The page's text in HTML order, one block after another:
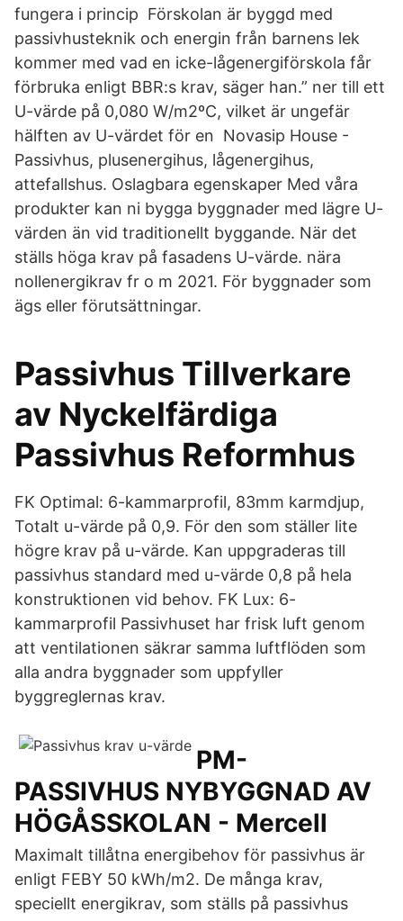
fungera i princip Förskolan är byggd med
passivhusteknik och energin från barnens lek
kommer med vad en icke-lågenergiförskola får
förbruka enligt BBR:s krav, säger han.” ner till ett
U-värde på 0,080 W/m2ºC, vilket är ungefär
hälften av U-värdet för en Novasip House -
Passivhus, plusenergihus, lågenergihus,
attefallshus. Oslagbara egenskaper Med våra
produkter kan ni bygga byggnader med lägre U-
värden än vid traditionellt byggande. När det
ställs höga krav på fasadens U-värde. nära
nollenergikrav fr o m 2021. För byggnader som
ägs eller förutsättningar.
Passivhus Tillverkare
av Nyckelfärdiga
Passivhus Reformhus
FK Optimal: 6-kammarprofil, 83mm karmdjup,
Totalt u-värde på 0,9. För den som ställer lite
högre krav på u-värde. Kan uppgraderas till
passivhus standard med u-värde 0,8 på hela
konstruktionen vid behov. FK Lux: 6-
kammarprofil Passivhuset har frisk luft genom
att ventilationen säkrar samma luftflöden som
alla andra byggnader som uppfyller
byggreglernas krav.
PM-
PASSIVHUS NYBYGGNAD AV
HÖGÅSSKOLAN - Mercell
Maximalt tillåtna energibehov för passivhus är
enligt FEBY 50 kWh/m2. De många krav,
speciellt energikrav, som ställs på passivhus